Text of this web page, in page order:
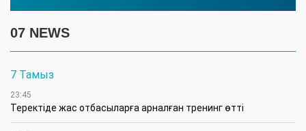
07 NEWS
7 Тамыз
23:45
​Теректіде жас отбасыларға арналған тренинг өтті